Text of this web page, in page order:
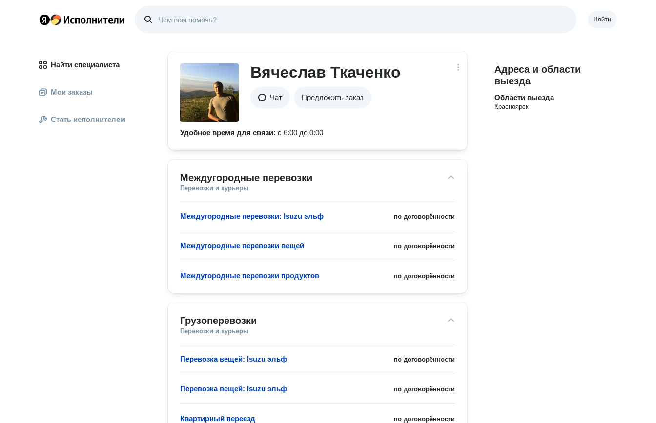
Войти
Найти специалиста
Мои заказы
Стать исполнителем
Вячеслав Ткаченко
Чат Предложить заказ
Удобное время для связи: с 6:00 до 0:00
Междугородные перевозки
Перевозки и курьеры
по договорённости
Междугородные перевозки: Isuzu эльф
по договорённости
Междугородные перевозки вещей
по договорённости
Междугородные перевозки продуктов
Грузоперевозки
Перевозки и курьеры
по договорённости
Перевозка вещей: Isuzu эльф
по договорённости
Перевозка вещей: Isuzu эльф
по договорённости
Квартирный переезд
Адреса и области
выезда
Области выезда
Красноярск